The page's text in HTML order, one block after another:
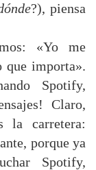
?), piensa
«Yo me
que importa».
Spotify,
Claro,
la carretera:
porque ya
Spotify,